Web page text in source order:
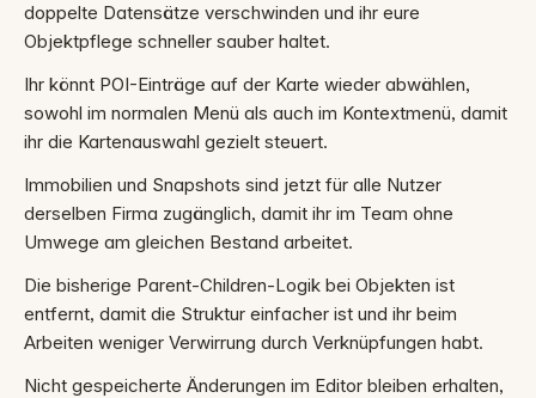
doppelte Datensätze verschwinden und ihr eure
Objektpflege schneller sauber haltet.
Ihr könnt POI-Einträge auf der Karte wieder abwählen,
sowohl im normalen Menü als auch im Kontextmenü, damit
ihr die Kartenauswahl gezielt steuert.
Immobilien und Snapshots sind jetzt für alle Nutzer
derselben Firma zugänglich, damit ihr im Team ohne
Umwege am gleichen Bestand arbeitet.
Die bisherige Parent-Children-Logik bei Objekten ist
entfernt, damit die Struktur einfacher ist und ihr beim
Arbeiten weniger Verwirrung durch Verknüpfungen habt.
Nicht gespeicherte Änderungen im Editor bleiben erhalten,